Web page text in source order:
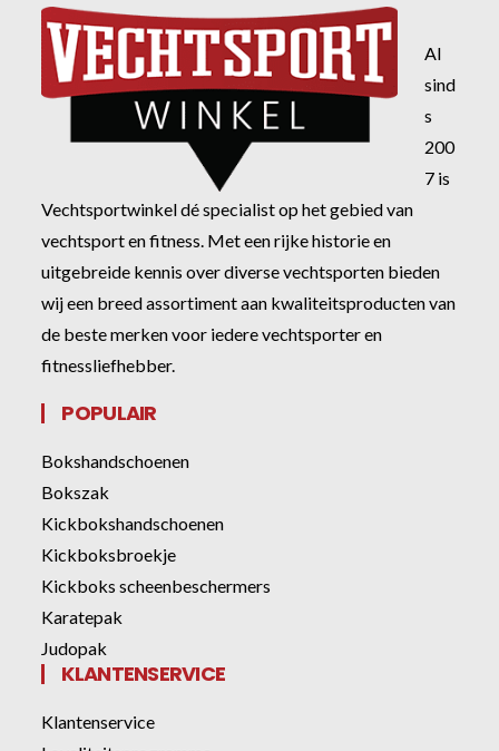
Al
sind
s
200
7 is
Vechtsportwinkel dé specialist op het gebied van
vechtsport en fitness. Met een rijke historie en
uitgebreide kennis over diverse vechtsporten bieden
wij een breed assortiment aan kwaliteitsproducten van
de beste merken voor iedere vechtsporter en
fitnessliefhebber.
POPULAIR
Bokshandschoenen
Bokszak
Kickbokshandschoenen
Kickboksbroekje
Kickboks scheenbeschermers
Karatepak
Judopak
KLANTENSERVICE
Klantenservice